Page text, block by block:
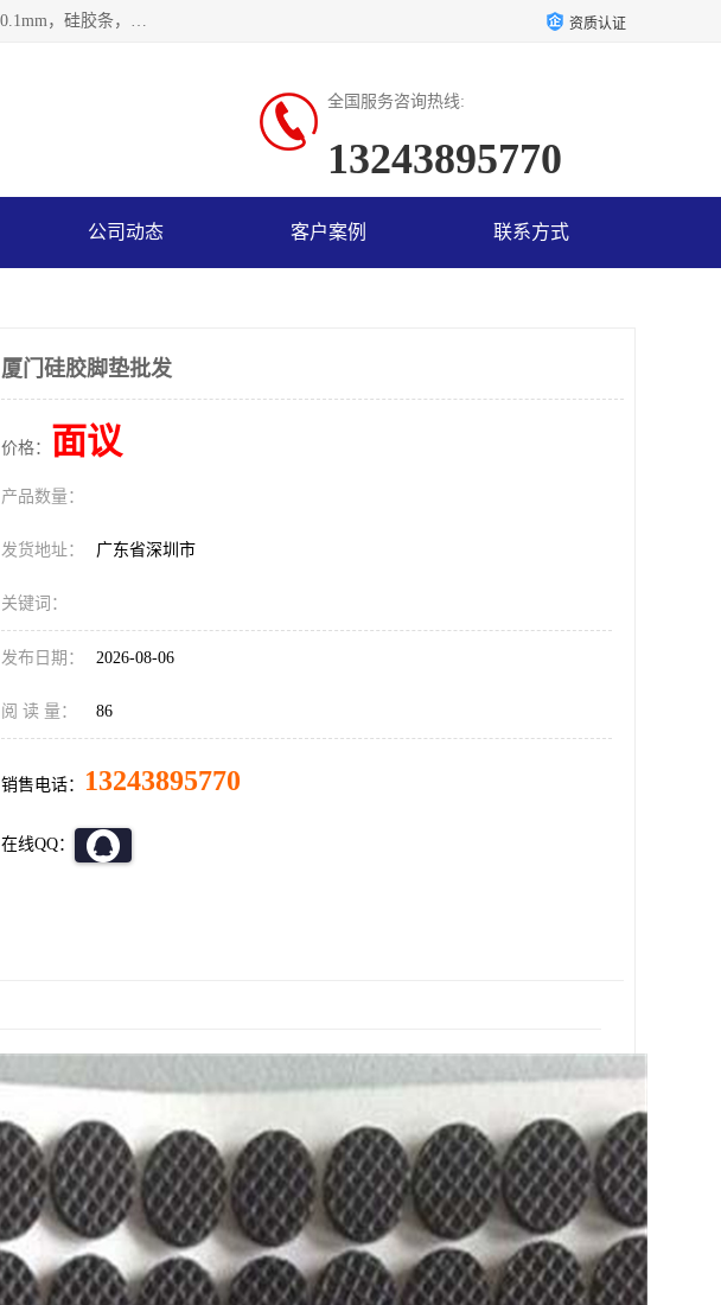
深圳市利源胶粘制品有限公司专业生产，井上泡棉，CR泡棉，EPDM泡棉，PORON泡棉厚度剖切，公差正负0.1mm，硅胶条，脚垫，异形一次成型，雕刻EVA海绵；包装材料:精密仪器、医疗器具、运输时缓冲、防震材料。建筑:住房装潢材料、房屋门窗密封；轻便、强韧性：轻便并且具有较强的韧性，良好的耐油性与耐溶剂性。隔热性：导热性低具有优越的保温性，具有的回弹性。 资质认证
全国服务咨询热线:
13243895770
公司动态 客户案例 联系方式
厦门硅胶脚垫批发
价格： 面议
产品数量：
发货地址： 广东省深圳市
关键词：
发布日期： 2026-08-06
阅 读 量： 86
销售电话： 13243895770
在线QQ：